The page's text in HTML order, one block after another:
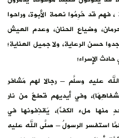
قد حُرِمُوا نعمة الأبوة، وراحوا
وضياع الحنان، وعدم العيش
حسن الرعاية، ولا جميل العناية؛
الإسراء؛
عليه وسلَّم – رجالا لهم مَشافر
وفي أيديهم قطعٌ من نار
منها ملء الكفِّ)، يَقذِفونها في
استفسر الرسولُ – صلَّى الله عليه